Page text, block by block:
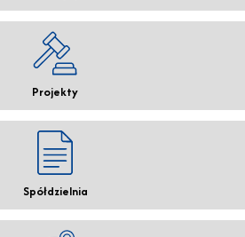
Projekty
Spółdzielnia